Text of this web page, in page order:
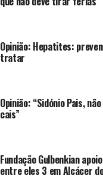
Opinião: Hepatites:
tratar
Opinião: “Sidónio Pais,
cais”
Fundação Gulbenkian
entre eles 3 em Alcácer